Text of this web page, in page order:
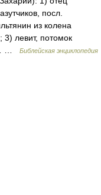
посл.
из колена
левит, потомок
…
Библейская энциклопедия